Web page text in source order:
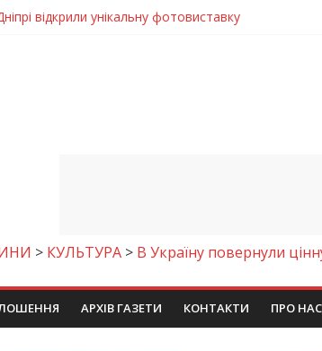
престижному всеукраїнському конкурсі
впливати на здоров’я
водної безпеки громади
відкрили унікальну фотовиставку
> КУЛЬТУРА > В Україну повернули
АРХІВ ГАЗЕТИ КОНТАКТИ ПРО НАС